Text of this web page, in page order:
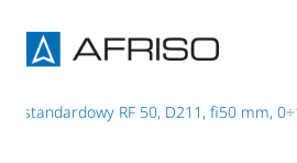
standardowy RF 50, D211, fi50 mm,